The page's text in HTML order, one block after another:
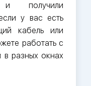
и получили
у вас есть
кабель или
работать с
в разных окнах